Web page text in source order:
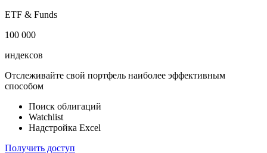
ETF & Funds
100 000
индексов
Отслеживайте свой портфель наиболее эффективным
способом
Поиск облигаций
Watchlist
Надстройка Excel
Получить доступ